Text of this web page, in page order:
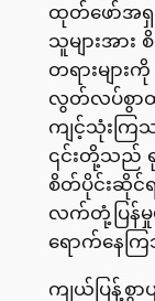
ထုတ်ဖော်အရှ
သူများအာ
တရားမျာ
လွတ်လပ်စွာထု
ကျင့်သုံးကြ
၎င်းတို့သည် ရု
စိတ်ပိုင်းဆိုင်ရ
လက်တုံ့ပြန်မှု
ရောက်နေက
ကျယ်ပြန့်စွ